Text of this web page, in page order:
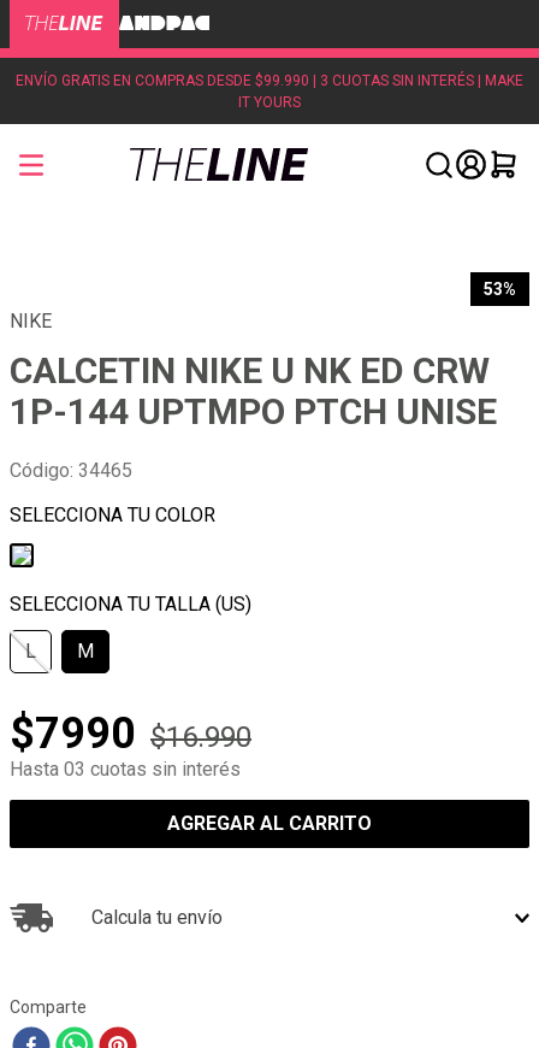
ENVÍO GRATIS EN COMPRAS DESDE $99.990 | 3 CUOTAS SIN INTERÉS | MAKE
IT YOURS
53%
NIKE
CALCETIN NIKE U NK ED CRW
1P-144 UPTMPO PTCH UNISE
Código: 34465
L M
$7990 $16.990
Hasta 03 cuotas sin interés
AGREGAR AL CARRITO
Calcula tu envío
Comparte